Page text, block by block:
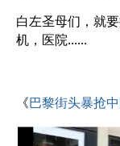
白左圣母们，就
机，医院......
《巴黎街头暴抢